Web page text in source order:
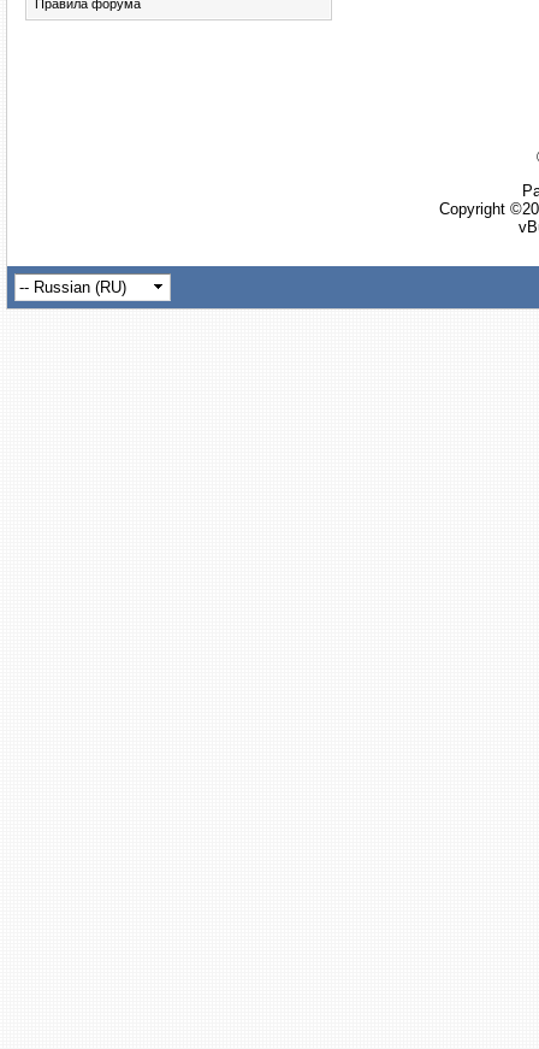
Правила форума
Copyright